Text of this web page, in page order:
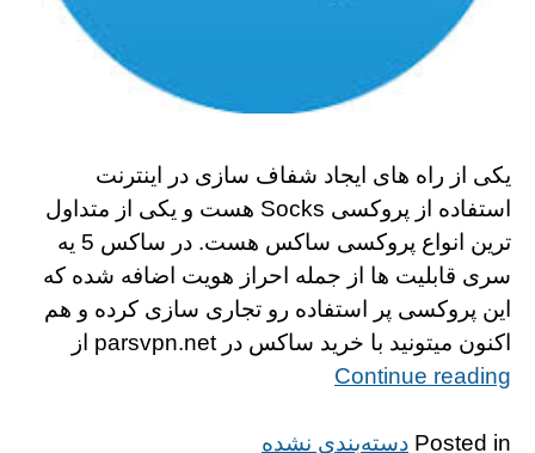
یکی از راه های ایجاد شفاف سازی در اینترنت
استفاده از پروکسی Socks هست و یکی از متداول
ترین انواع پروکسی ساکس هست. در ساکس 5 یه
سری قابلیت ها از جمله احراز هویت اضافه شده که
این پروکسی پر استفاده رو تجاری سازی کرده و هم
اکنون میتونید با خرید ساکس در parsvpn.net از
Continue reading
Posted in دسته‌بندی نشده